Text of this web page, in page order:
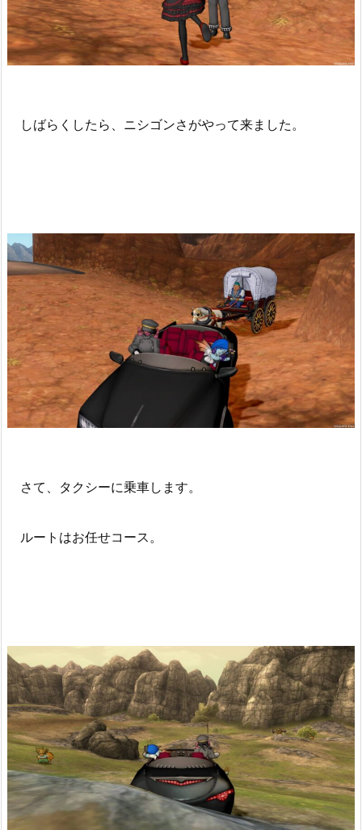
しばらくしたら、ニシゴンさがやって来ました。
さて、タクシーに乗車します。
ルートはお任せコース。